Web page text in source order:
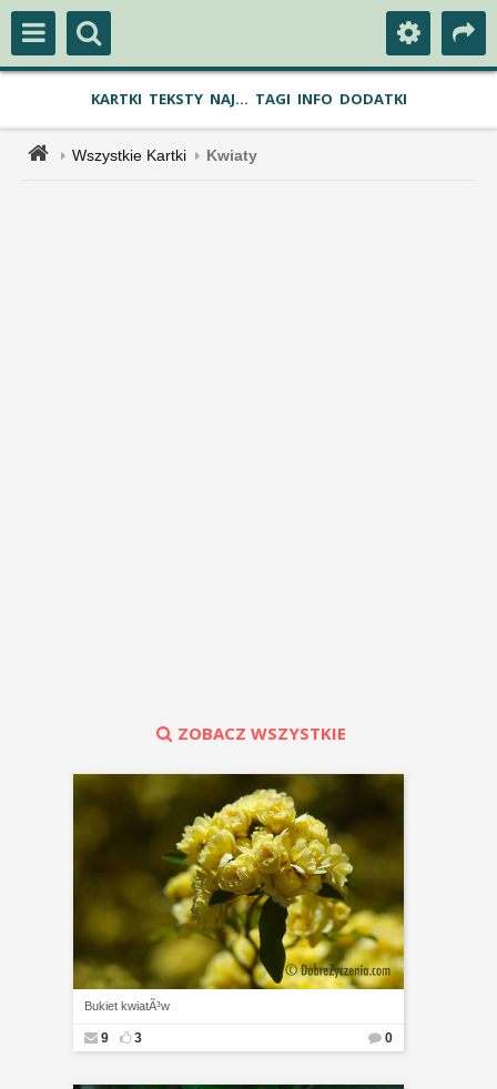
KARTKI TEKSTY NAJ... TAGI INFO DODATKI
Wszystkie Kartki Kwiaty
ZOBACZ WSZYSTKIE
Bukiet kwiatÃ³w
9 3 0